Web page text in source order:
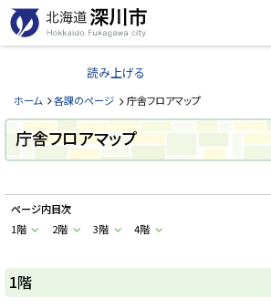
本
文
へ
ュ
へ
北
道
深
川
市
k
a
o
F
u
読み上げる
ホーム 各課のページ 庁舎フロアマップ
庁舎フロアマップ
ページ内目次
1階
2階 3階 4階
1階